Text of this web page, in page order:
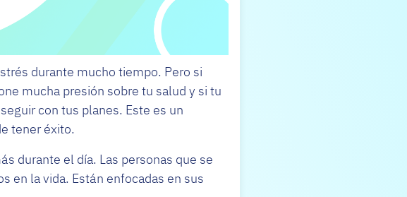
durante mucho tiempo. Pero si
mucha presión sobre tu salud y si tu
con tus planes. Este es un
tener éxito.
durante el día. Las personas que se
en la vida. Están enfocadas en sus